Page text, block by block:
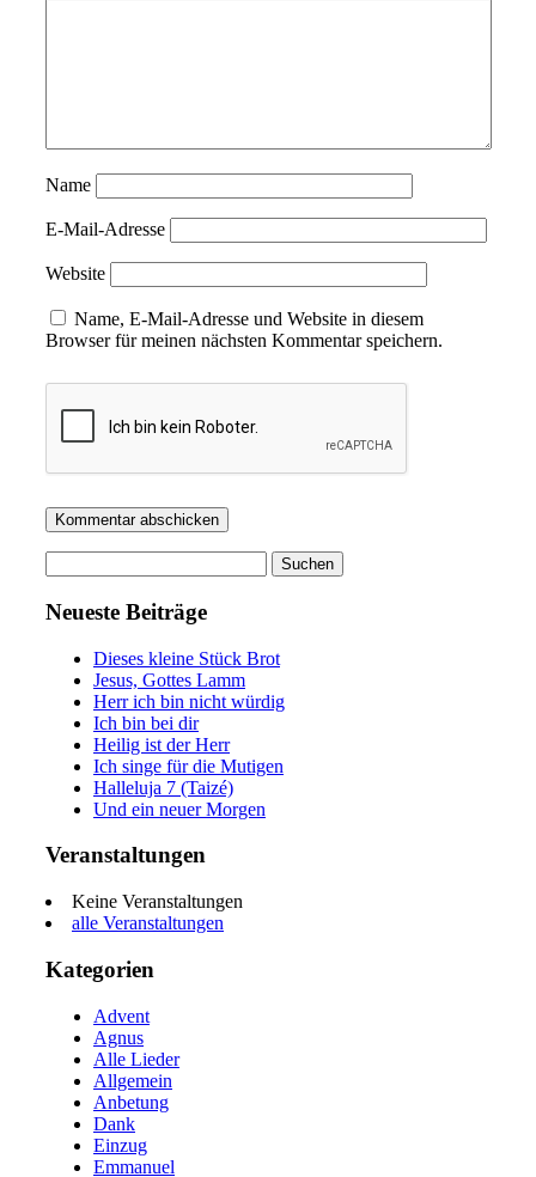
Name
E-Mail-Adresse
Website
Name, E-Mail-Adresse und Website in diesem
Browser für meinen nächsten Kommentar speichern.
nach:
Neueste Beiträge
Dieses kleine Stück Brot
Jesus, Gottes Lamm
Herr ich bin nicht würdig
Ich bin bei dir
Heilig ist der Herr
Ich singe für die Mutigen
Halleluja 7 (Taizé)
Und ein neuer Morgen
Veranstaltungen
Keine Veranstaltungen
alle Veranstaltungen
Kategorien
Advent
Agnus
Alle Lieder
Allgemein
Anbetung
Dank
Einzug
Emmanuel